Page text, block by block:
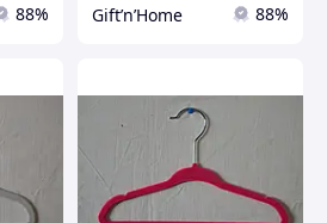
88% Gift’n’Home 88%